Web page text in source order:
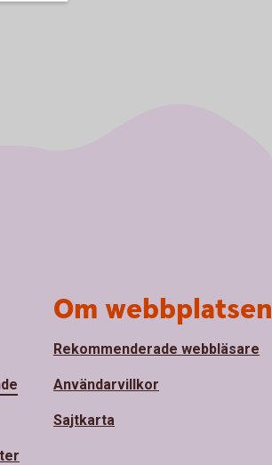
Om webbplatsen
Rekommenderade webbläsare
Användarvillkor
Sajtkarta